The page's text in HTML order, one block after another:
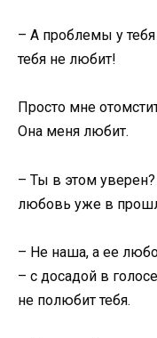
– А проблемы у тебя
тебя не любит!
Просто мне
Она меня любит.
– Ты в этом
любовь уже в
– Не наша, а ее
– с досадой в
не полюбит тебя.